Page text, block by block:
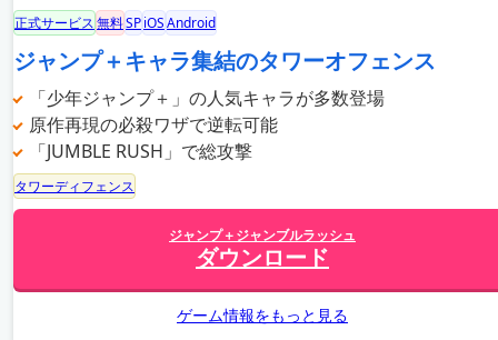
正式サービス無料SPiOSAndroid
ジャンプ＋キャラ集結のタワーオフェンス
「少年ジャンプ＋」の人気キャラが多数登場
原作再現の必殺ワザで逆転可能
「JUMBLE RUSH」で総攻撃
タワーディフェンス
ジャンプ＋ジャンブルラッシュ
ダウンロード
ゲーム情報をもっと見る